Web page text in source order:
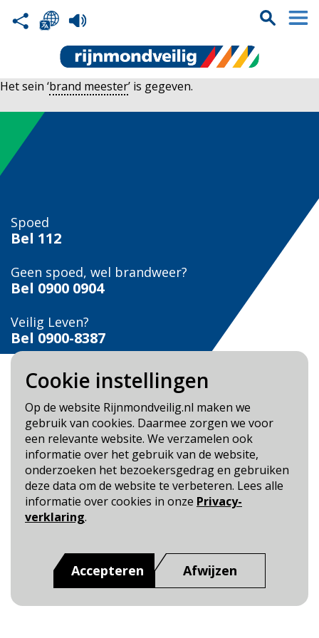
Cookie instellingen
Op de website Rijnmondveilig.nl maken we
gebruik van cookies. Daarmee zorgen we voor
een relevante website. We verzamelen ook
informatie over het gebruik van de website,
onderzoeken het bezoekersgedrag en gebruiken
deze data om de website te verbeteren. Lees alle
informatie over cookies in onze Privacy-
verklaring.
Accepteren Afwijzen
Het sein ‘brand meester’ is gegeven.
Spoed
Bel 112
Geen spoed, wel brandweer?
Bel 0900 0904
Veilig Leven?
Bel 0900-8387
Blijf op de hoogte
Cookie- en Privacybeleid
Toegankelijkheid
Dit is een website van